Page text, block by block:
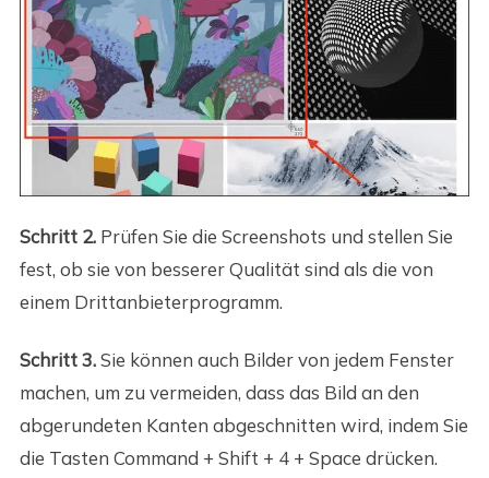
Schritt 2.Prüfen Sie die Screenshots und stellen Sie
fest, ob sie von besserer Qualität sind als die von
einem Drittanbieterprogramm.
Schritt 3.Sie können auch Bilder von jedem Fenster
machen, um zu vermeiden, dass das Bild an den
abgerundeten Kanten abgeschnitten wird, indem Sie
die Tasten Command + Shift + 4 + Space drücken.